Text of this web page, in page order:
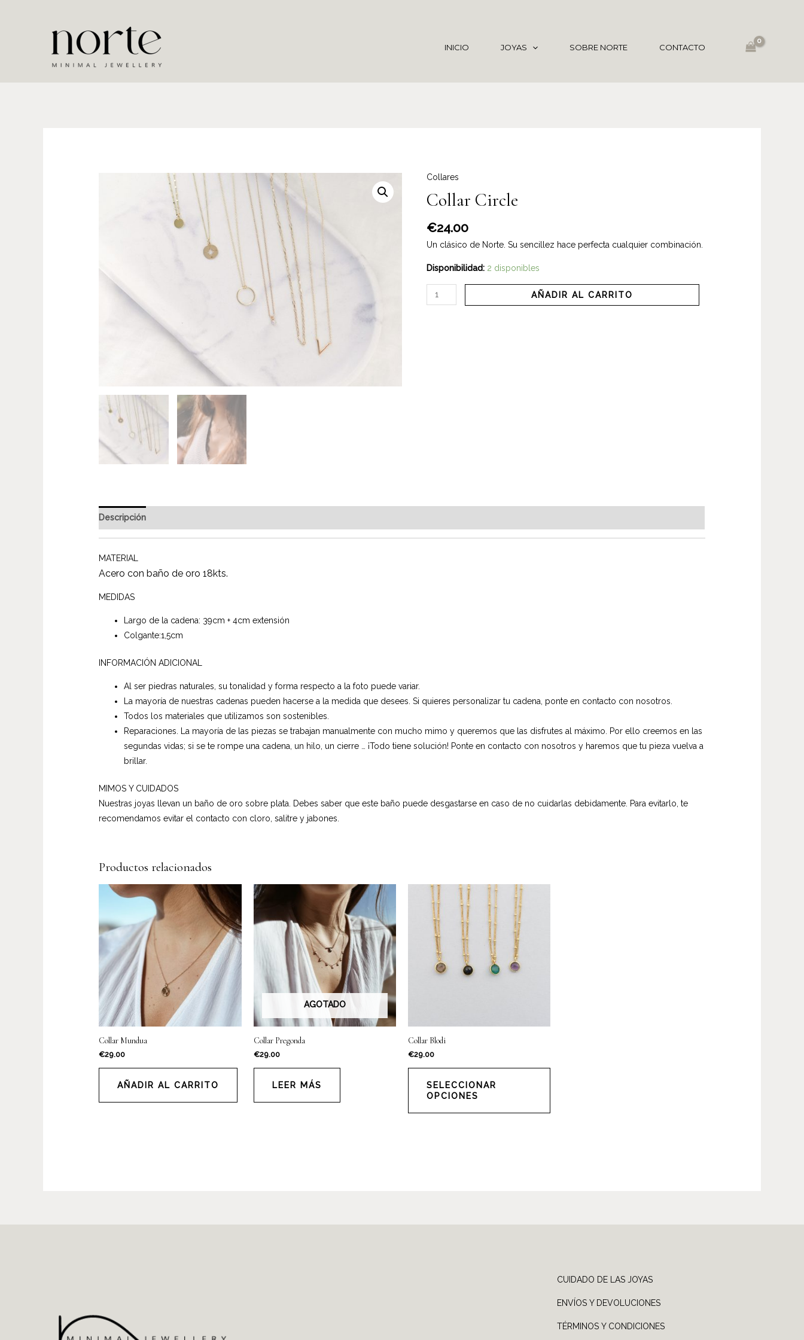
INICIO JOYAS SOBRE NORTE CONTACTO
Collares
Collar Circle
€24.00
Un clásico de Norte. Su sencillez hace perfecta cualquier combinación.
Disponibilidad: 2 disponibles
AÑADIR AL CARRITO
Descripción
MATERIAL
Acero con baño de oro 18kts.
MEDIDAS
Largo de la cadena: 39cm + 4cm extensión
Colgante:1,5cm
INFORMACIÓN ADICIONAL
Al ser piedras naturales, su tonalidad y forma respecto a la foto puede variar.
La mayoría de nuestras cadenas pueden hacerse a la medida que desees. Si quieres personalizar tu cadena, ponte en contacto con nosotros.
Todos los materiales que utilizamos son sostenibles.
Reparaciones. La mayoría de las piezas se trabajan manualmente con mucho mimo y queremos que las disfrutes al máximo. Por ello creemos en las
segundas vidas; si se te rompe una cadena, un hilo, un cierre … ¡Todo tiene solución! Ponte en contacto con nosotros y haremos que tu pieza vuelva a
brillar.
MIMOS Y CUIDADOS
Nuestras joyas llevan un baño de oro sobre plata. Debes saber que este baño puede desgastarse en caso de no cuidarlas debidamente. Para evitarlo, te
recomendamos evitar el contacto con cloro, salitre y jabones.
Productos relacionados
Collar Mundua
€29.00
AÑADIR AL CARRITO
AGOTADO
Collar Pregonda
€29.00
LEER MÁS
Collar Blodi
€29.00
SELECCIONAR
OPCIONES
CUIDADO DE LAS JOYAS
ENVÍOS Y DEVOLUCIONES
TÉRMINOS Y CONDICIONES